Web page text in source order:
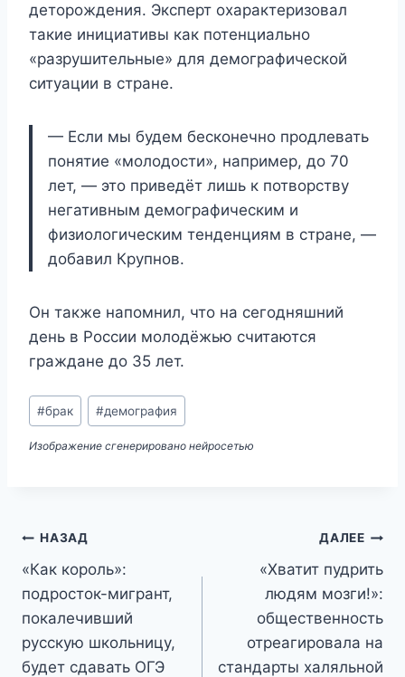
деторождения. Эксперт охарактеризовал
такие инициативы как потенциально
«разрушительные» для демографической
ситуации в стране.
— Если мы будем бесконечно продлевать
понятие «молодости», например, до 70
лет, — это приведёт лишь к потворству
негативным демографическим и
физиологическим тенденциям в стране, —
добавил Крупнов.
Он также напомнил, что на сегодняшний
день в России молодёжью считаются
граждане до 35 лет.
Метки
записи:
#брак #демография
Изображение сгенерировано нейросетью
Навигация
по
записям
НАЗАД
«Как король»:
подросток-мигрант,
покалечивший
русскую школьницу,
будет сдавать ОГЭ
ДАЛЕЕ
«Хватит пудрить
людям мозги!»:
общественность
отреагировала на
стандарты халяльной